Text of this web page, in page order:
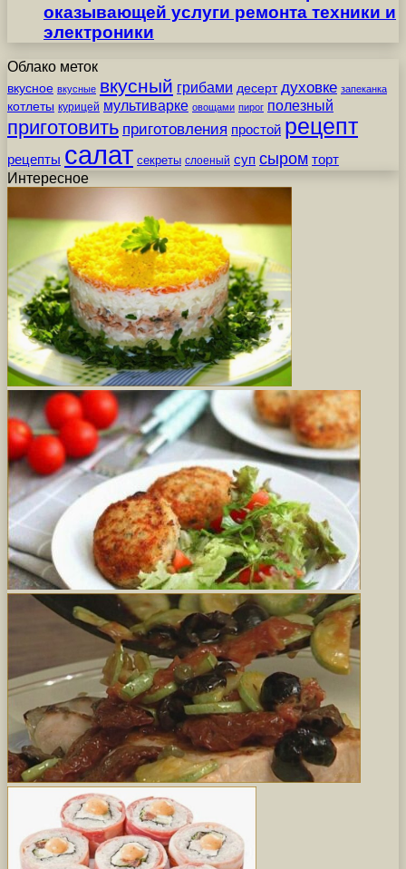
оказывающей услуги ремонта техники и
электроники
Облако меток
вкусное вкусные вкусный грибами десерт духовке запеканка
котлеты курицей мультиварке овощами пирог полезный
приготовить приготовления простой рецепт
рецепты салат секреты слоеный суп сыром торт
Интересное